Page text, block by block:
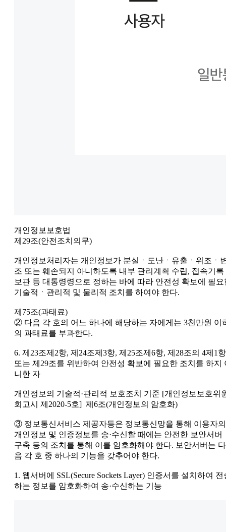
개인정보보호법
제29조(안전조치의무)
개인정보처리자는 개인정보가 분실ㆍ도난ㆍ유출ㆍ위조ㆍ
조 또는 훼손되지 아니하도록 내부 관리계획 수립, 접속기록
보관 등 대통령령으로 정하는 바에 따라 안전성 확보에 필요
기술적ㆍ관리적 및 물리적 조치를 하여야 한다.
제75조(과태료)
② 다음 각 호의 어느 하나에 해당하는 자에게는 3천만원 이
의 과태료를 부과한다.
6. 제23조제2항, 제24조제3항, 제25조제6항, 제28조의 4제1항
또는 제29조를 위반하여 안전성 확보에 필요한 조치를 하지
니한 자
개인정보의 기술적·관리적 보호조치 기준 [개인정보보호위
회고시 제2020-5호] 제6조(개인정보의 암호화)
③ 정보통신서비스 제공자등은 정보통신망을 통해 이용자의
개인정보 및 인증정보를 송·수신할 때에는 안전한 보안서버
구축 등의 조치를 통해 이를 암호화해야 한다. 보안서버는 다
음 각 호 중 하나의 기능을 갖추어야 한다.
1. 웹서버에 SSL(Secure Sockets Layer) 인증서를 설치하여 전
하는 정보를 암호화하여 송·수신하는 기능